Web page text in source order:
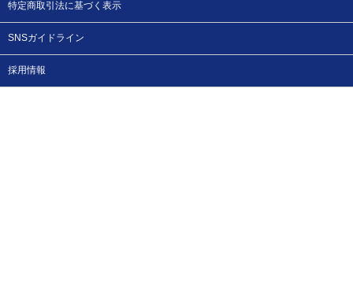
特定商取引法に基づく表示
SNSガイドライン
採用情報